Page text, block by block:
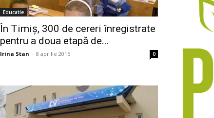
Educatie
În Timiș, 300 de cereri înregistrate
pentru a doua etapă de...
Irina Stan - 8 aprilie 2015 0